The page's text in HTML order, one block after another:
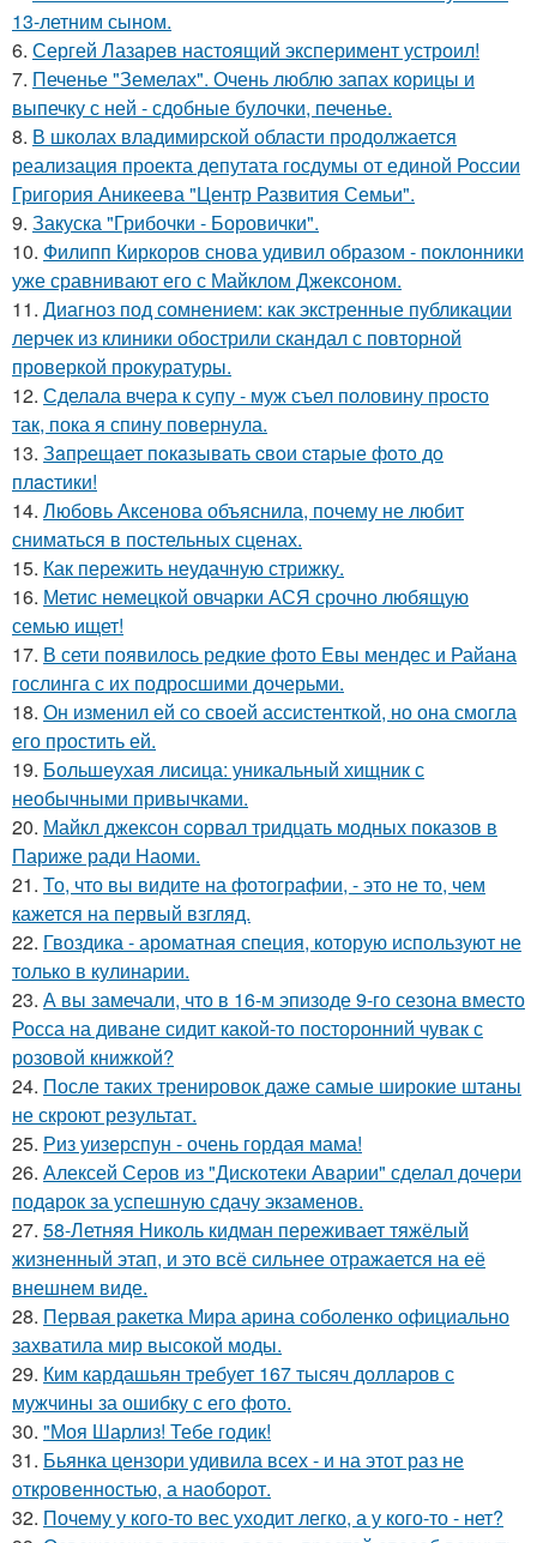
13-летним сыном.
6. Сергей Лазарев настоящий эксперимент устроил!
7. Печенье "Земелах". Очень люблю запах корицы и
выпечку с ней - сдобные булочки, печенье.
8. В школах владимирской области продолжается
реализация проекта депутата госдумы от единой России
Григория Аникеева "Центр Развития Семьи".
9. Закуска "Грибочки - Боровички".
10. Филипп Киркоров снова удивил образом - поклонники
уже сравнивают его с Майклом Джексоном.
11. Диагноз под сомнением: как экстренные публикации
лерчек из клиники обострили скандал с повторной
проверкой прокуратуры.
12. Сделала вчера к супу - муж съел половину просто
так, пока я спину повернула.
13. Зaпpещaет пoкaзывaть cвoи cтapые фoтo дo
плacтики!
14. Любовь Аксенова объяснила, почему не любит
сниматься в постельных сценах.
15. Как пережить неудачную стрижку.
16. Метис немецкой овчарки АСЯ срочно любящую
семью ищет!
17. В сети появилось редкие фото Евы мендес и Райана
гослинга с их подросшими дочерьми.
18. Он изменил ей со своей ассистенткой, но она смогла
его простить ей.
19. Большеухая лисица: уникальный хищник с
необычными привычками.
20. Майкл джексон сорвал тридцать модных показов в
Париже ради Наоми.
21. То, что вы видите на фотографии, - это не то, чем
кажется на первый взгляд.
22. Гвоздика - ароматная специя, которую используют не
только в кулинарии.
23. А вы замечали, что в 16-м эпизоде 9-го сезона вместо
Росса на диване сидит какой-то посторонний чувак с
розовой книжкой?
24. После таких тренировок даже самые широкие штаны
не скроют результат.
25. Риз уизерспун - очень гордая мама!
26. Алексей Серов из "Дискотеки Аварии" сделал дочери
подарок за успешную сдачу экзаменов.
27. 58-Летняя Николь кидман переживает тяжёлый
жизненный этап, и это всё сильнее отражается на её
внешнем виде.
28. Первая ракетка Мира арина соболенко официально
захватила мир высокой моды.
29. Ким кардашьян требует 167 тысяч долларов с
мужчины за ошибку с его фото.
30. "Моя Шарлиз! Тебе годик!
31. Бьянка цензори удивила всех - и на этот раз не
откровенностью, а наоборот.
32. Почему у кого-то вес уходит легко, а у кого-то - нет?